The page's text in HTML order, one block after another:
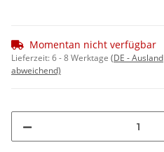
Momentan nicht verfügbar
Lieferzeit:6 - 8 Werktage (DE - Ausland
abweichend)